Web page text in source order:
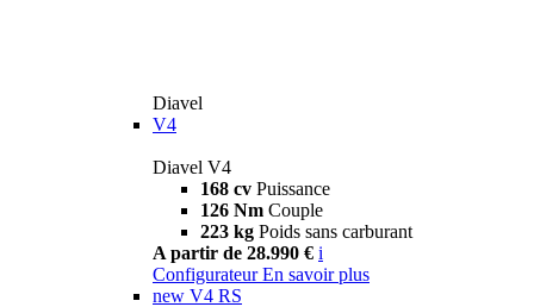
Diavel
V4
Diavel V4
168 cv Puissance
126 Nm Couple
223 kg Poids sans carburant
A partir de 28.990 € i
Configurateur En savoir plus
new V4 RS